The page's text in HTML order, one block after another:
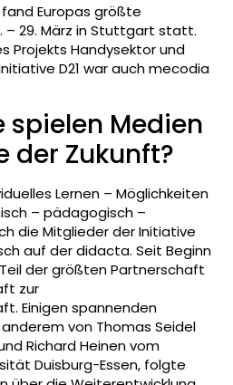
Europas größte
– 29. März in Stuttgart statt.
Projekts Handysektor und
D21 war auch mecodia
spielen Medien
der Zukunft?
Lernen – Möglichkeiten
– pädagogisch –
die Mitglieder der Initiative
auf der didacta. Seit Beginn
der größten Partnerschaft
zur
Einigen spannenden
von Thomas Seidel
Richard Heinen vom
Duisburg-Essen, folgte